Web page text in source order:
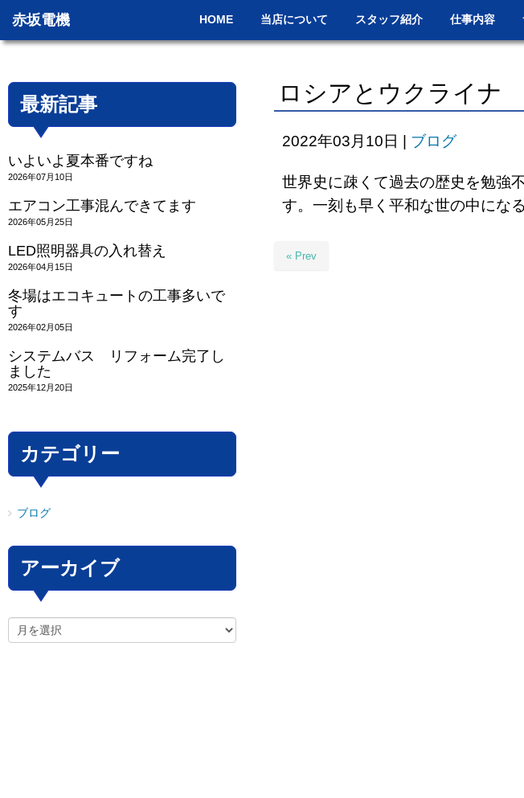
赤坂電機 HOME 当店について スタッフ紹介 仕事内容
ロシアとウクライナ
2022年03月10日 ブログ
世界史に疎くて過去の歴史を勉強
す。一刻も早く平和な世の中にな
« Prev
最新記事
いよいよ夏本番ですね
2026年07月10日
エアコン工事混んできてます
2026年05月25日
LED照明器具の入れ替え
2026年04月15日
冬場はエコキュートの工事多いで
す
2026年02月05日
システムバス リフォーム完了し
ました
2025年12月20日
カテゴリー
ブログ
アーカイブ